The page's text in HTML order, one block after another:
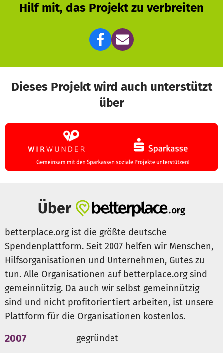
Hilf mit, das Projekt zu verbreiten
Dieses Projekt wird auch unterstützt
über
Über
betterplace.org ist die größte deutsche
Spendenplattform. Seit 2007 helfen wir Menschen,
Hilfsorganisationen und Unternehmen, Gutes zu
tun. Alle Organisationen auf betterplace.org sind
gemeinnützig. Da auch wir selbst gemeinnützig
sind und nicht profitorientiert arbeiten, ist unsere
Plattform für die Organisationen kostenlos.
2007 gegründet